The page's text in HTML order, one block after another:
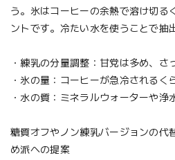
う。氷はコーヒーの余熱で溶け切る
ントです。冷たい水を使うことで抽
・練乳の分量調整：甘党は多め、さ
・氷の量：コーヒーが急冷されるく
・水の質：ミネラルウォーターや
糖質オフやノン練乳バージョンの代
め派への提案